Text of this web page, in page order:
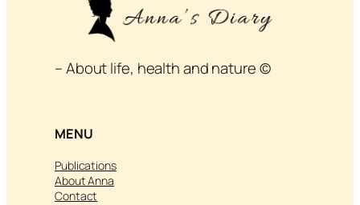
– About life, health and nature ©
MENU
Publications
About Anna
Contact